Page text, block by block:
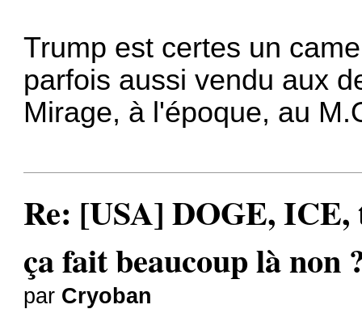
Trump est certes un
parfois aussi vendu aux
Mirage, à l'époque, au
Re: [USA] DOGE,
ça fait beaucoup là non
par Cryoban